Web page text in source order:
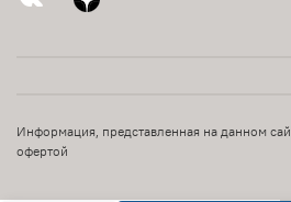
Информация, представленная на данном
офертой